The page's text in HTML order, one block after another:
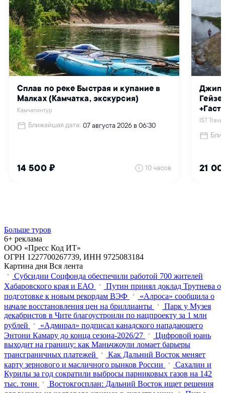
Больше туров
6+ реклама
ООО «Пресс Код ИТ»
ОГРН 1227700267739, ИНН 9725083184
Картина дня Вся лента
Субсидии Соцфонда обеспечили работой 700 жителей
Хабаровского края и ЕАО
Путин принял доклад Трутнева о
подготовке к новым рекордам ВЭФ
«Алроса» сообщила о
начале восстановления цен на бриллианты
Парк у Музея
декабристов в Чите благоустроили по нацпроекту за 1 млн
рублей
«Адмирал» подписал канадского нападающего
Энтони Камару до конца сезона-2026/27
Цифровой юань
выходит на границу: как Маньчжоули ломает барьеры
трансграничных платежей
Как Дальний Восток меняет
карту зернового и масличного рынков России
Сахалин и
Курилы за год сократили выбросы парниковых газов на 142
тыс. тонн
Востокгосплан: Дальний Восток ищет решения